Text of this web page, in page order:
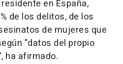
en España,
de los delitos, de los
de mujeres que
"datos del propio
ha afirmado.